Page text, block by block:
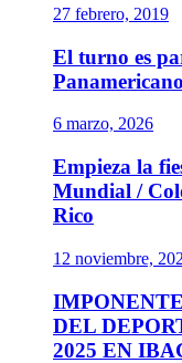
27 febrero, 2019
El turno es
6 marzo, 2026
Empieza la
Mundial /
Rico
12 noviembre,
DEL
2025 EN